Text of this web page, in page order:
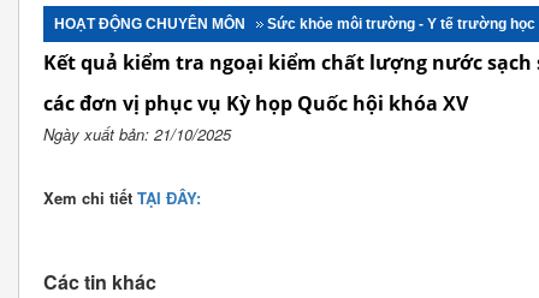
HOẠT ĐỘNG CHUYÊN MÔN Sức khỏe môi trường - Y tế trường học
Kết quả kiểm tra ngoại kiểm chất lượng nước
các đơn vị phục vụ Kỳ họp Quốc hội khóa XV
Ngày xuất bản: 21/10/2025
Xem chi tiết TẠI ĐÂY:
Các tin khác